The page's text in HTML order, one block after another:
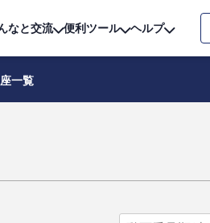
なと交流 便利ツール ヘルプ
一覧